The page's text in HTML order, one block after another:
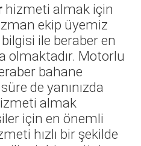
hizmeti almak için
ekip üyemiz
ile beraber en
olmaktadır. Motorlu
bahane
de yanınızda
almak
için en önemli
hızlı bir şekilde